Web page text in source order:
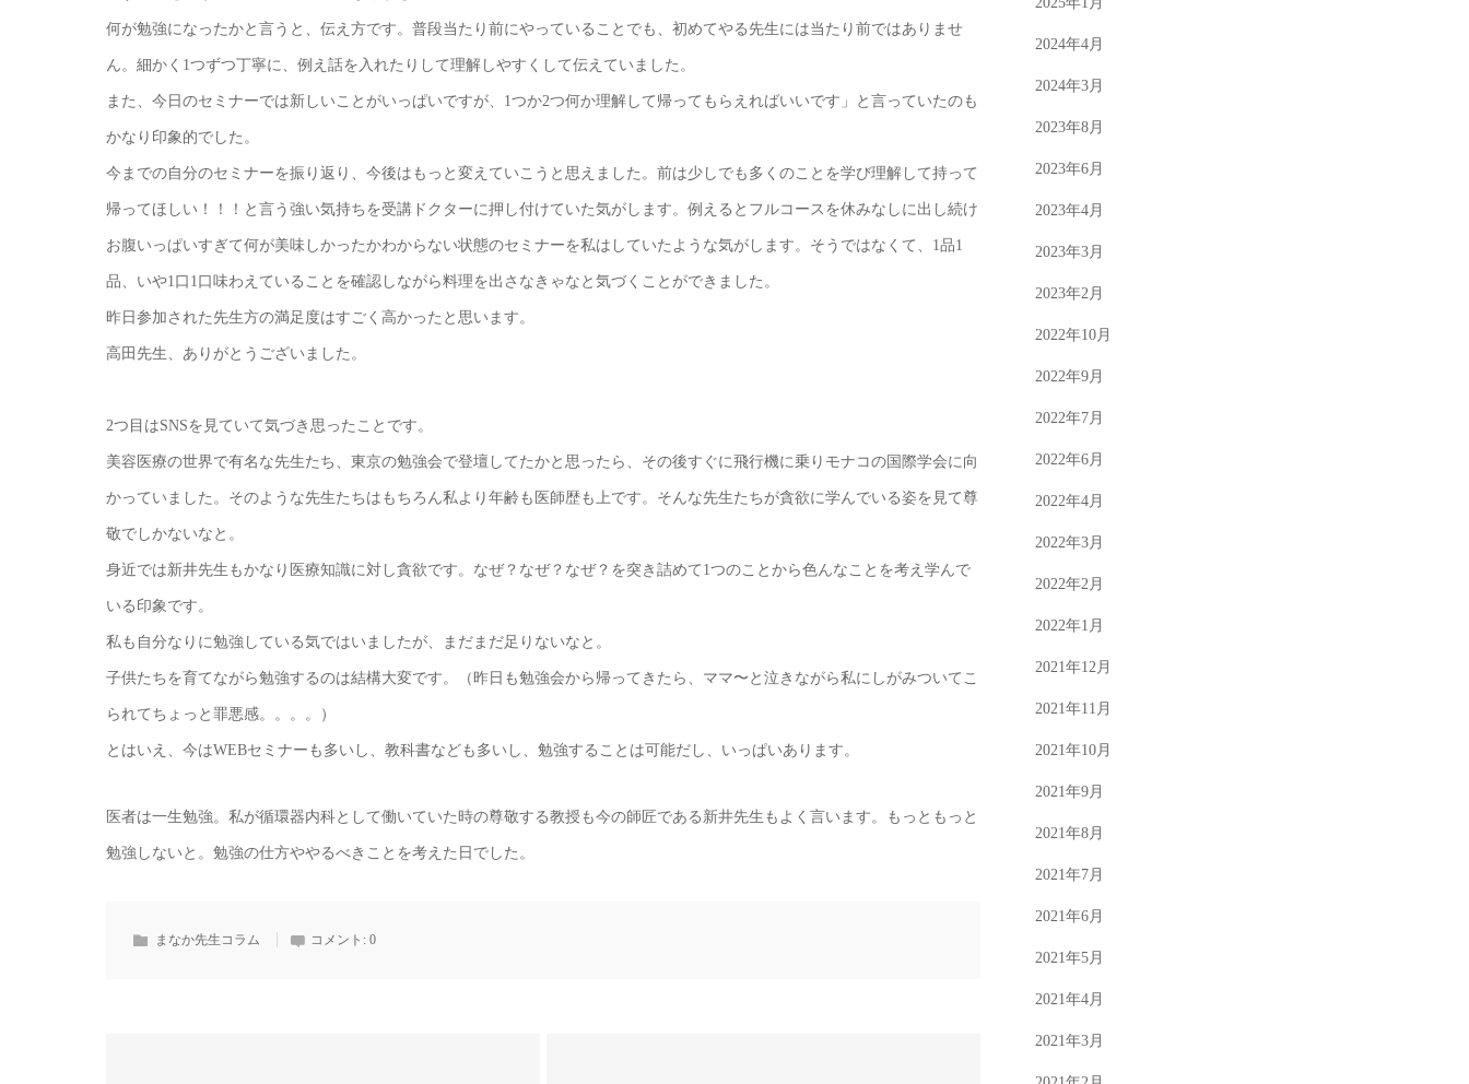
何が勉強になったかと言うと、伝え方です。普段当たり前にやっていることでも、初めてやる先生には当たり前ではありませ
ん。細かく1つずつ丁寧に、例え話を入れたりして理解しやすくして伝えていました。
また、今日のセミナーでは新しいことがいっぱいですが、1つか2つ何か理解して帰ってもらえればいいです」と言っていたのも
かなり印象的でした。
今までの自分のセミナーを振り返り、今後はもっと変えていこうと思えました。前は少しでも多くのことを学び理解して持って
帰ってほしい！！！と言う強い気持ちを受講ドクターに押し付けていた気がします。例えるとフルコースを休みなしに出し続け
お腹いっぱいすぎて何が美味しかったかわからない状態のセミナーを私はしていたような気がします。そうではなくて、1品1
品、いや1口1口味わえていることを確認しながら料理を出さなきゃなと気づくことができました。
昨日参加された先生方の満足度はすごく高かったと思います。
高田先生、ありがとうございました。
2つ目はSNSを見ていて気づき思ったことです。
美容医療の世界で有名な先生たち、東京の勉強会で登壇してたかと思ったら、その後すぐに飛行機に乗りモナコの国際学会に向
かっていました。そのような先生たちはもちろん私より年齢も医師歴も上です。そんな先生たちが貪欲に学んでいる姿を見て尊
敬でしかないなと。
身近では新井先生もかなり医療知識に対し貪欲です。なぜ？なぜ？なぜ？を突き詰めて1つのことから色んなことを考え学んで
いる印象です。
私も自分なりに勉強している気ではいましたが、まだまだ足りないなと。
子供たちを育てながら勉強するのは結構大変です。（昨日も勉強会から帰ってきたら、ママ〜と泣きながら私にしがみついてこ
られてちょっと罪悪感。。。。）
とはいえ、今はWEBセミナーも多いし、教科書なども多いし、勉強することは可能だし、いっぱいあります。
医者は一生勉強。私が循環器内科として働いていた時の尊敬する教授も今の師匠である新井先生もよく言います。もっともっと
勉強しないと。勉強の仕方ややるべきことを考えた日でした。
まなか先生コラム コメント: 0
2024年4月
2024年3月
2023年8月
2023年6月
2023年4月
2023年3月
2023年2月
2022年10月
2022年9月
2022年7月
2022年6月
2022年4月
2022年3月
2022年2月
2022年1月
2021年12月
2021年11月
2021年10月
2021年9月
2021年8月
2021年7月
2021年6月
2021年5月
2021年4月
2021年3月